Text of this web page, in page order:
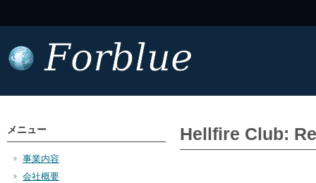
Hellfire Club:
メニュー
事業内容
会社概要